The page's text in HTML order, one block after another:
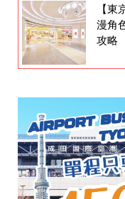
【
漫角
攻略